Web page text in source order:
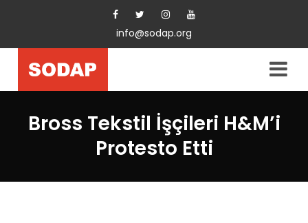
info@sodap.org
Bross Tekstil İşçileri H&M’i
Protesto Etti